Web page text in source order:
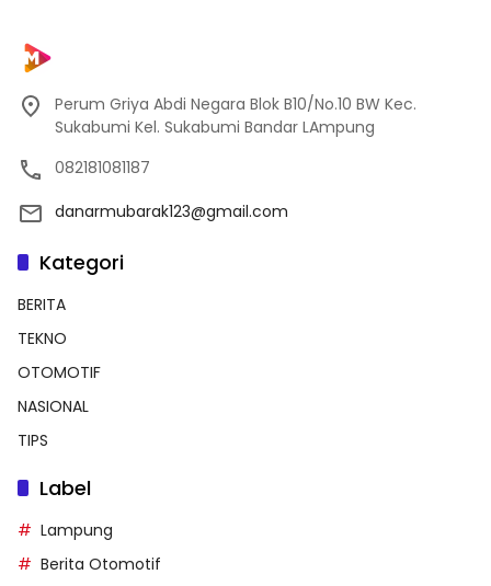
Perum Griya Abdi Negara Blok B10/No.10 BW Kec.
Sukabumi Kel. Sukabumi Bandar LAmpung
082181081187
danarmubarak123@gmail.com
Kategori
BERITA
TEKNO
OTOMOTIF
NASIONAL
TIPS
Label
Lampung
Berita Otomotif